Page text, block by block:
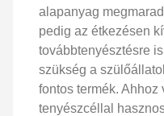
alapanyag
pedig az étkezésen
továbbtenyésztésre
szükség a
fontos termék.
tenyészcéllal